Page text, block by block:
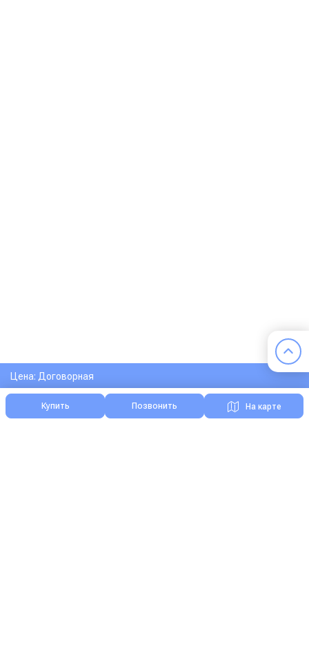
Цена: Договорная
Купить Позвонить На карте